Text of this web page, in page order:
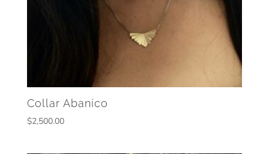
Collar Abanico
$2,500.00